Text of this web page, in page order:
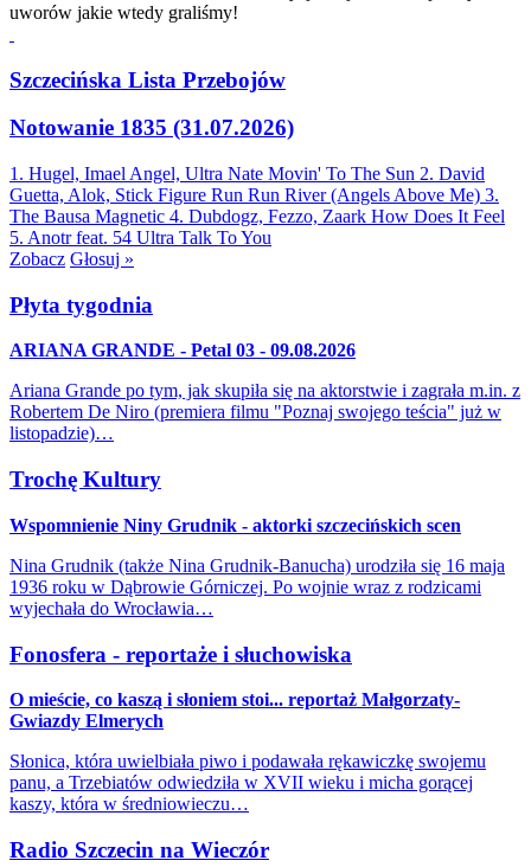
uworów jakie wtedy graliśmy!
Szczecińska Lista Przebojów
Notowanie 1835 (31.07.2026)
1. Hugel, Imael Angel, Ultra Nate Movin' To The Sun 2. David
Guetta, Alok, Stick Figure Run Run River (Angels Above Me) 3.
The Bausa Magnetic 4. Dubdogz, Fezzo, Zaark How Does It Feel
5. Anotr feat. 54 Ultra Talk To You
Zobacz Głosuj »
Płyta tygodnia
ARIANA GRANDE - Petal 03 - 09.08.2026
Ariana Grande po tym, jak skupiła się na aktorstwie i zagrała m.in. z
Robertem De Niro (premiera filmu "Poznaj swojego teścia" już w
listopadzie)…
Trochę Kultury
Wspomnienie Niny Grudnik - aktorki szczecińskich scen
Nina Grudnik (także Nina Grudnik-Banucha) urodziła się 16 maja
1936 roku w Dąbrowie Górniczej. Po wojnie wraz z rodzicami
wyjechała do Wrocławia…
Fonosfera - reportaże i słuchowiska
O mieście, co kaszą i słoniem stoi... reportaż Małgorzaty-
Gwiazdy Elmerych
Słonica, która uwielbiała piwo i podawała rękawiczkę swojemu
panu, a Trzebiatów odwiedziła w XVII wieku i micha gorącej
kaszy, która w średniowieczu…
Radio Szczecin na Wieczór